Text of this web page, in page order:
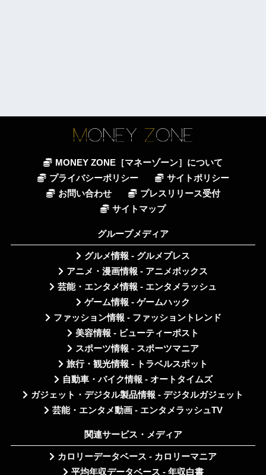
MONEY ZONE［マネーゾーン］について
プライバシーポリシー
サイトポリシー
お問い合わせ
プレスリリース受付
サイトマップ
グループメディア
グルメ情報 - グルメプレス
アニメ・漫画情報 - アニメボックス
芸能・エンタメ情報 - エンタメラッシュ
ゲーム情報 - ゲームハック
ファッション情報 - ファッショントレンド
美容情報 - ビューティーポスト
スポーツ情報 - スポーツマニア
旅行・観光情報 - トラベルスポット
自動車・バイク情報 - オートタイムズ
ガジェット・デジタル製品情報 - デジタルガジェット
芸能・エンタメ動画 - エンタメラッシュTV
関連サービス・メディア
カロリーデータベース - カロリーマニア
平均年収データベース - 年収白書